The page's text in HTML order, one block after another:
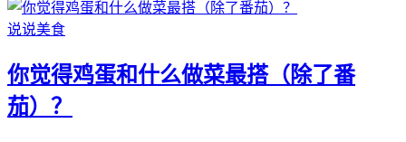
说说美食
你觉得鸡蛋和什么做菜最搭（除了番
茄）？